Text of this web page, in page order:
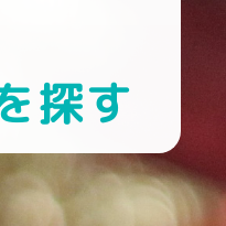
探す